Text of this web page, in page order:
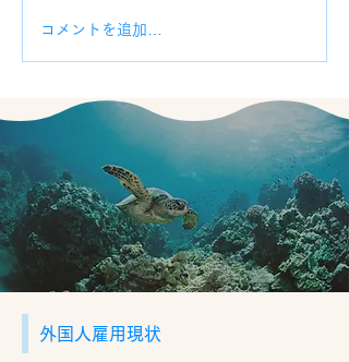
沖縄県外国人雇用の現状
コメントを追加…
外国人雇用現状